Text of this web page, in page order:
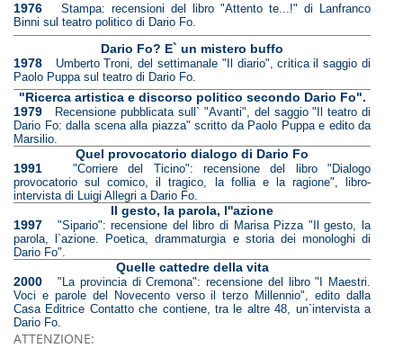
1976
Stampa: recensioni del libro "Attento te...!" di Lanfranco
Binni sul teatro politico di Dario Fo.
Dario Fo? E` un mistero buffo
1978
Umberto Troni, del settimanale "Il diario", critica il saggio di
Paolo Puppa sul teatro di Dario Fo.
"Ricerca artistica e discorso politico secondo Dario Fo".
1979
Recensione pubblicata sull` "Avanti", del saggio "Il teatro di
Dario Fo: dalla scena alla piazza" scritto da Paolo Puppa e edito da
Marsilio.
Quel provocatorio dialogo di Dario Fo
1991
"Corriere del Ticino": recensione del libro "Dialogo
provocatorio sul comico, il tragico, la follia e la ragione", libro-
intervista di Luigi Allegri a Dario Fo.
Il gesto, la parola, l''azione
1997
"Sipario": recensione del libro di Marisa Pizza "Il gesto, la
parola, l`azione. Poetica, drammaturgia e storia dei monologhi di
Dario Fo".
Quelle cattedre della vita
2000
"La provincia di Cremona": recensione del libro "I Maestri.
Voci e parole del Novecento verso il terzo Millennio", edito dalla
Casa Editrice Contatto che contiene, tra le altre 48, un`intervista a
Dario Fo.
ATTENZIONE: